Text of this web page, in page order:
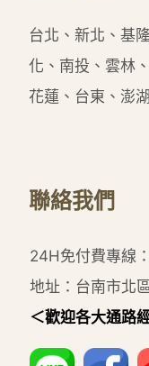
台北、新北、基
化、南投、雲林
花蓮、台東、澎
聯絡我們
24H免付費專線：
地址：台南市北
＜歡迎各大通路